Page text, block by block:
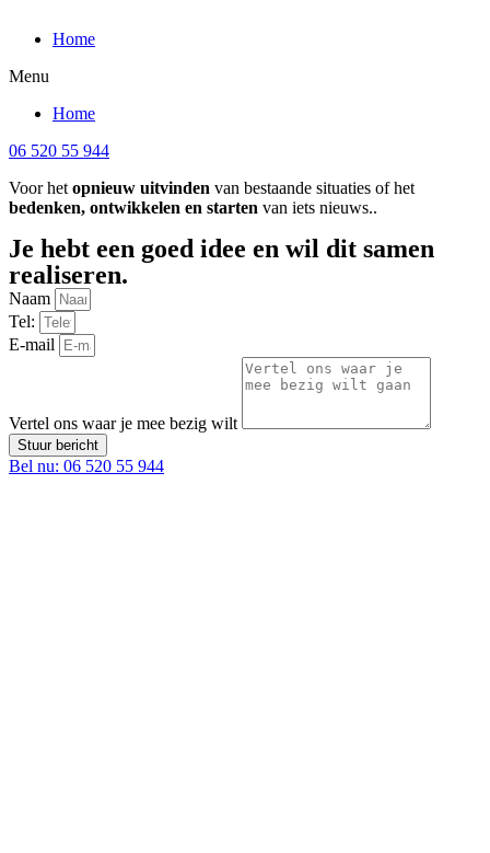
Home
Menu
Home
06 520 55 944
Voor het opnieuw uitvinden van bestaande situaties of het
bedenken, ontwikkelen en starten van iets nieuws..
Je hebt een goed idee en wil dit samen
realiseren.
Naam
Tel:
E-mail
Vertel ons waar je mee bezig wilt
Stuur bericht
Bel nu: 06 520 55 944